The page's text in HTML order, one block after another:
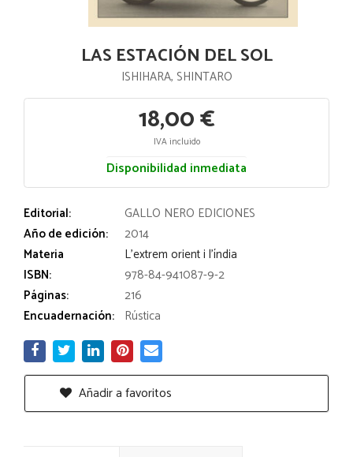
LAS ESTACIÓN DEL SOL
ISHIHARA, SHINTARO
18,00 €
IVA incluido
Disponibilidad inmediata
Editorial:
GALLO NERO EDICIONES
Año de edición:
2014
Materia
L'extrem orient i l'índia
ISBN:
978-84-941087-9-2
Páginas:
216
Encuadernación: Rústica
Añadir a favoritos